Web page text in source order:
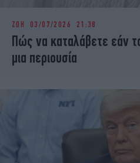
ΖΩΗ 03/07/2026 21:38
Πώς να καταλάβετε εάν
μια περιουσία